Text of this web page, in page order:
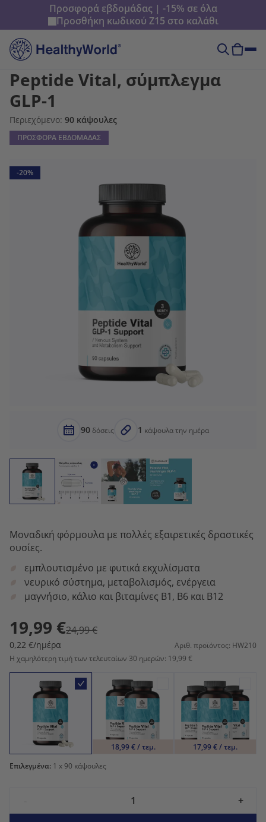
Προσφορά εβδομάδας | -15% σε όλα
Προσθήκη κωδικού Z15 στο καλάθι
Peptide Vital, σύμπλεγμα
GLP-1
Περιεχόμενο: 90 κάψουλες
ΠΡΟΣΦΟΡΑ ΕΒΔΟΜΑΔΑΣ
-20%
90 δόσεις 1 κάψουλα την ημέρα
Μοναδική φόρμουλα με πολλές εξαιρετικές δραστικές
ουσίες.
εμπλουτισμένο με φυτικά εκχυλίσματα
νευρικό σύστημα, μεταβολισμός, ενέργεια
μαγνήσιο, κάλιο και βιταμίνες B1, B6 και B12
19,99 €24,99 €
0,22 €/ημέρα
Αριθ. προϊόντος: HW210
Η χαμηλότερη τιμή των τελευταίων 30 ημερών: 19,99 €
18,99 € / τεμ.
17,99 € / τεμ.
Επιλεγμένα: 1 x 90 κάψουλες
+